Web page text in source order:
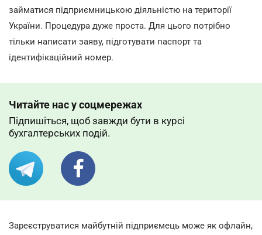
займатися підприємницькою діяльністю на території
України. Процедура дуже проста. Для цього потрібно
тільки написати заяву, підготувати паспорт та
ідентифікаційний номер.
Читайте нас у соцмережах
Підпишіться, щоб завжди бути в курсі
бухгалтерських подій.
Зареєструватися майбутній підприємець може як офлайн,